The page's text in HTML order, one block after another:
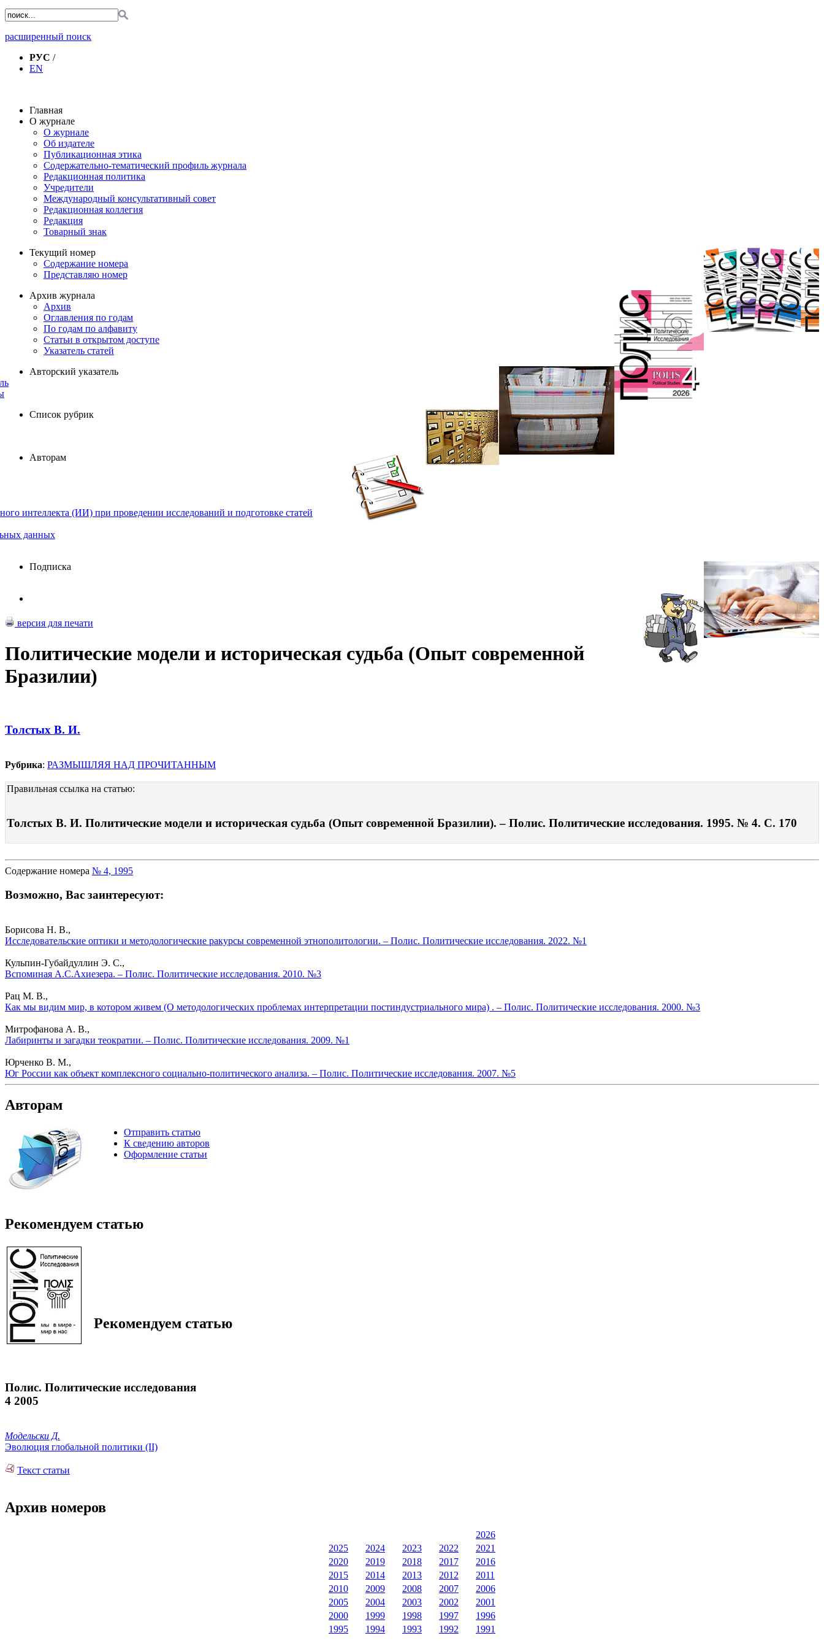
расширенный поиск
РУС /
EN
Главная
О журнале
О журнале
Об издателе
Публикационная этика
Содержательно-тематический профиль журнала
Редакционная политика
Учредители
Международный консультативный совет
Редакционная коллегия
Редакция
Товарный знак
Текущий номер
Содержание номера
Представляю номер
Архив журнала
Архив
Оглавления по годам
По годам по алфавиту
Статьи в открытом доступе
Указатель статей
Авторский указатель
Список рубрик
Авторам
интеллекта (ИИ) при проведении исследований и подготовке статей
данных
Подписка
версия для печати
Политические модели и историческая судьба (Опыт современной
Бразилии)
Толстых В. И.
Рубрика: РАЗМЫШЛЯЯ НАД ПРОЧИТАННЫМ
Правильная ссылка на статью:
Толстых В. И. Политические модели и историческая судьба (Опыт современной Бразилии). – Полис. Политические исследования. 1995. № 4. С. 170
Содержание номера № 4, 1995
Возможно, Вас заинтересуют:
Борисова Н. В.,
Исследовательские оптики и методологические ракурсы современной этнополитологии. – Полис. Политические исследования. 2022. №1
Кульпин-Губайдуллин Э. С.,
Вспоминая А.С.Ахиезера. – Полис. Политические исследования. 2010. №3
Рац М. В.,
Как мы видим мир, в котором живем (О методологических проблемах интерпретации постиндустриального мира) . – Полис. Политические исследования. 2000. №3
Митрофанова А. В.,
Лабиринты и загадки теократии. – Полис. Политические исследования. 2009. №1
Юрченко В. М.,
Юг России как объект комплексного социально-политического анализа. – Полис. Политические исследования. 2007. №5
Авторам
Отправить статью
К сведению авторов
Оформление статьи
Рекомендуем статью
Рекомендуем статью
Полис. Политические исследования
4 2005
Модельски Д.
Эволюция глобальной политики (II)
Текст статьи
Архив номеров
2026
2025
2024 2023 2022
2021
2020
2019 2018 2017
2016
2015
2014 2013 2012
2011
2010
2009 2008 2007
2006
2005
2004 2003 2002
2001
2000
1999 1998 1997
1996
1995
1994 1993 1992 1991